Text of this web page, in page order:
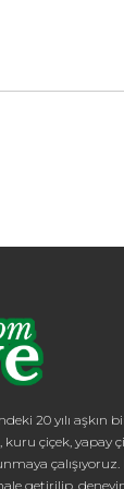
20 yılı aşkın
çiçek, yapay
getirilip,